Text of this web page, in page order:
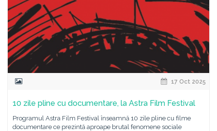
17 Oct 2025
10 zile pline cu documentare, la Astra Film Festival
Programul Astra Film Festival înseamnă 10 zile pline cu filme
documentare ce prezintă aproape brutal fenomene sociale